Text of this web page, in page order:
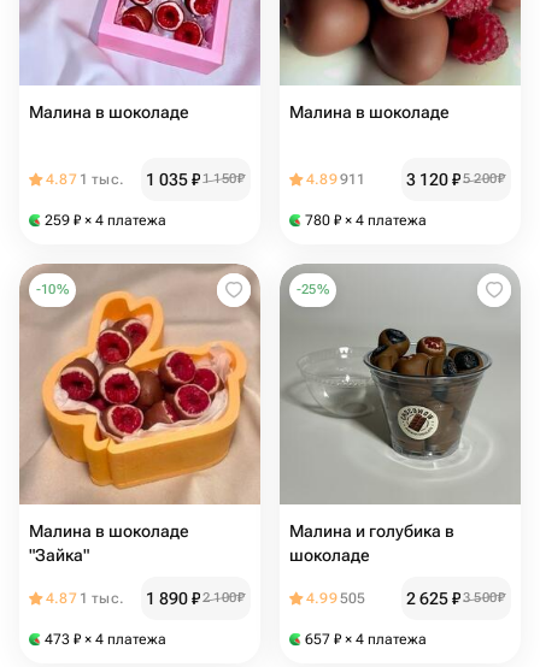
Малина в шоколаде
4.87 1 тыс. 1 035₽1 150₽
259 ₽ × 4 платежа
Малина в шоколаде
4.89911 3 120₽5 200₽
780 ₽ × 4 платежа
-10%
Малина в шоколаде
"Зайка"
4.87 1 тыс. 1 890₽2 100₽
473 ₽ × 4 платежа
-25%
Малина и голубика в
шоколаде
4.99505 2 625₽3 500₽
657 ₽ × 4 платежа